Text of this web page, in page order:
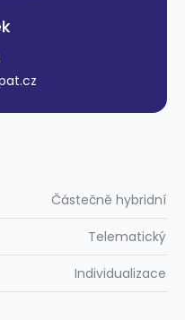
Částečně hybridní
Telematický
Individualizace